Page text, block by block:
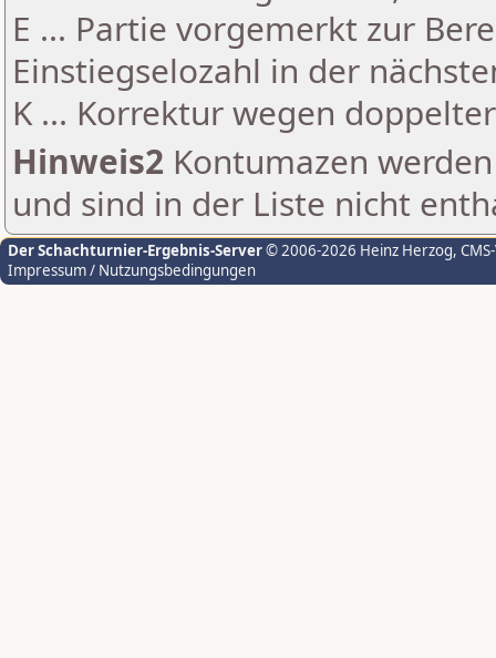
E ... Partie vorgemerkt zur
Einstiegselozahl in der
K ... Korrektur wegen
Hinweis2 Kontumazen
und sind in der Liste nicht
Der Schachturnier-Ergebnis-Server© 2006-2026 Heinz Herzog,
Impressum / Nutzungsbedingungen